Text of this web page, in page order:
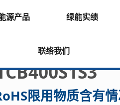
源产品 绿能实绩
联络我们
限用物质含有